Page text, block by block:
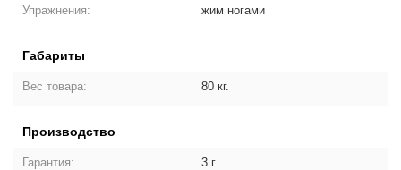
Упражнения: жим ногами
Габариты
Вес товара: 80 кг.
Производство
Гарантия: 3 г.